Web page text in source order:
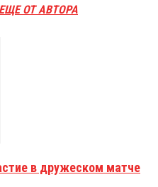
ОТ АВТОРА
в дружеском матче